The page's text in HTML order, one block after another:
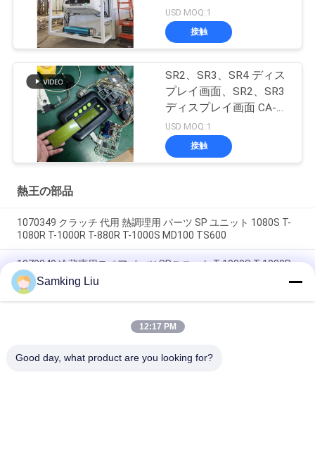
USD MOQ:1
接触
SR2、SR3、SR4 ディス
プレイ画面、SR2、SR3
ディスプレイ画面 CA-
8452372 グリーン ディ
スプレイタイプ LCD画
面 THERMO KING SB210
USD MOQ:1
接触
熱王の部品
1070349 クラッチ 代用 熱調理用 パーツ SP ユニット 1080S T-
1080R T-1000R T-880R T-1000S MD100 TS600
1070349 冷蔵庫用スペアパーツ SPユニット T-1080S T-1080R
T-1000R T-880R T-1000S MD100 TS600
T-600M / T-600R / 680Pro,T-800M / T-800R / 880Pro 同じカバ
ーを使用, T-1000M / T-1000R / T-1080Pro 同じカバーを使用
我々は,THERMO KINGユニットカバー全体のセットを供給しま
Samking Liu
12:17 PM
Good day, what product are you looking for?